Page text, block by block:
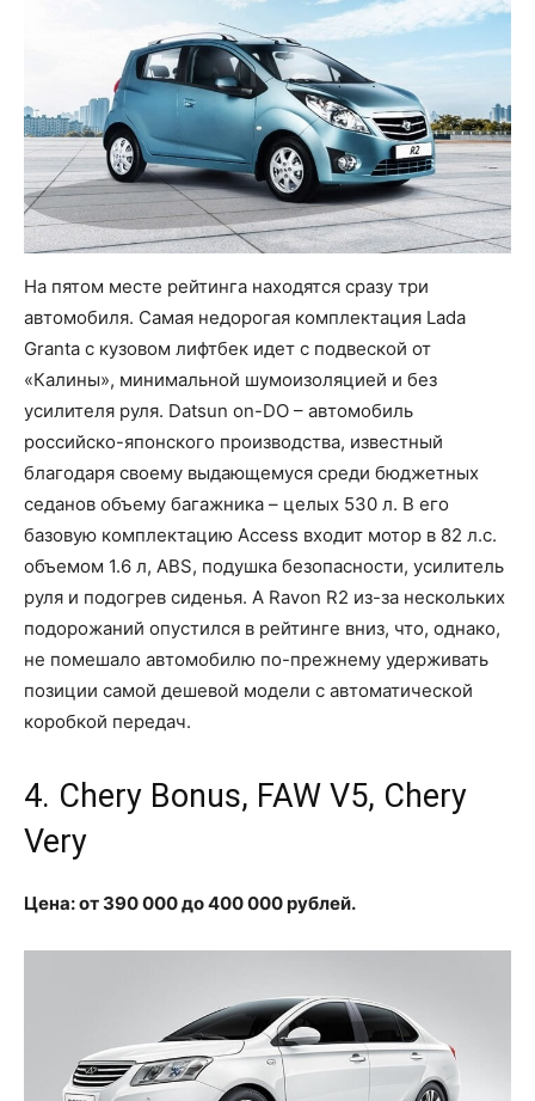
На пятом месте рейтинга находятся сразу три
автомобиля. Самая недорогая комплектация Lada
Granta с кузовом лифтбек идет с подвеской от
«Калины», минимальной шумоизоляцией и без
усилителя руля. Datsun on-DO – автомобиль
российско-японского производства, известный
благодаря своему выдающемуся среди бюджетных
седанов объему багажника – целых 530 л. В его
базовую комплектацию Access входит мотор в 82 л.с.
объемом 1.6 л, ABS, подушка безопасности, усилитель
руля и подогрев сиденья. А Ravon R2 из-за нескольких
подорожаний опустился в рейтинге вниз, что, однако,
не помешало автомобилю по-прежнему удерживать
позиции самой дешевой модели с автоматической
коробкой передач.
4. Chery Bonus, FAW V5, Chery
Very
Цена: от 390 000 до 400 000 рублей.